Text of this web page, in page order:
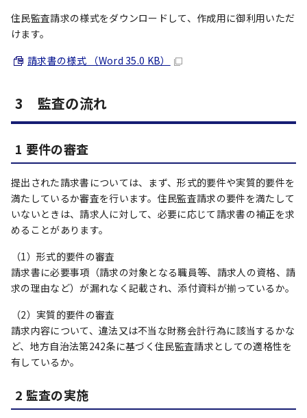
住民監査請求の様式をダウンロードして、作成用に御利用いただ
けます。
請求書の様式 （Word 35.0 KB）
3 監査の流れ
1 要件の審査
提出された請求書については、まず、形式的要件や実質的要件を
満たしているか審査を行います。住民監査請求の要件を満たして
いないときは、請求人に対して、必要に応じて請求書の補正を求
めることがあります。
（1）形式的要件の審査
請求書に必要事項（請求の対象となる職員等、請求人の資格、請
求の理由など）が漏れなく記載され、添付資料が揃っているか。
（2）実質的要件の審査
請求内容について、違法又は不当な財務会計行為に該当するかな
ど、地方自治法第242条に基づく住民監査請求としての適格性を
有しているか。
2 監査の実施